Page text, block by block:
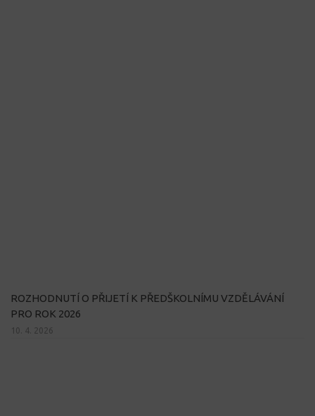
ROZHODNUTÍ O PŘIJETÍ K PŘEDŠKOLNÍMU VZDĚLÁVÁNÍ
PRO ROK 2026
10. 4. 2026